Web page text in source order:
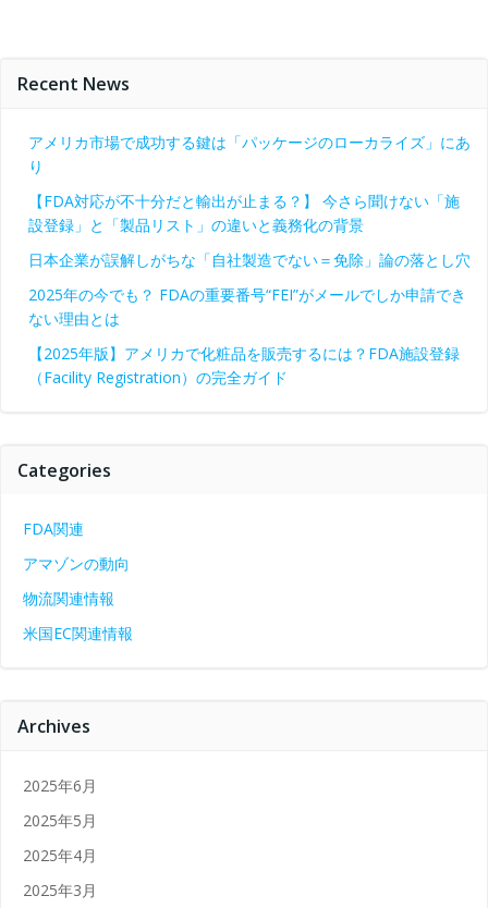
Recent News
アメリカ市場で成功する鍵は「パッケージのローカライズ」にあ
り
【FDA対応が不十分だと輸出が止まる？】 今さら聞けない「施
設登録」と「製品リスト」の違いと義務化の背景
日本企業が誤解しがちな「自社製造でない＝免除」論の落とし穴
2025年の今でも？ FDAの重要番号“FEI”がメールでしか申請でき
ない理由とは
【2025年版】アメリカで化粧品を販売するには？FDA施設登録
（Facility Registration）の完全ガイド
Categories
FDA関連
アマゾンの動向
物流関連情報
米国EC関連情報
Archives
2025年6月
2025年5月
2025年4月
2025年3月